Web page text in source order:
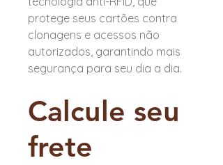
protege seus cartões contra
clonagens e acessos não
autorizados, garantindo mais
segurança para seu dia a dia.
Calcule seu
frete